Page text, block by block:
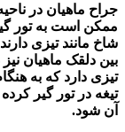
جراح ماهیان در
ممکن است به تور
شاخ مانند تیزی
بین دلقک ماهیان
تیزی دارد که به
تیغه در تور گیر
آن شود.